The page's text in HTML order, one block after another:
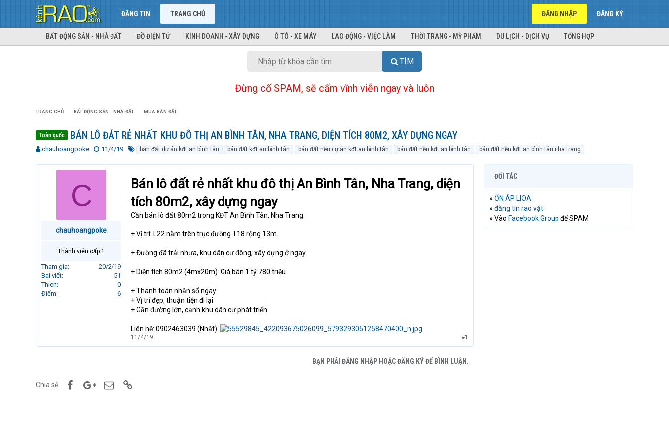
ĐĂNG TIN TRANG CHỦ ĐĂNG NHẬP ĐĂNG KÝ
BẤT ĐỘNG SẢN - NHÀ ĐẤT ĐỒ ĐIỆN TỬ KINH DOANH - XÂY DỰNG Ô TÔ - XE MÁY LAO ĐỘNG - VIỆC LÀM THỜI TRANG - MỸ PHẨM DU LỊCH - DỊCH VỤ TỔNG HỢP
TÌM
Đừng cố SPAM, sẽ cấm vĩnh viễn ngay và luôn
TRANG CHỦ BẤT ĐỘNG SẢN - NHÀ ĐẤT MUA BÁN ĐẤT
Toàn quốc BÁN LÔ ĐÁT RẺ NHẤT KHU ĐÔ THỊ AN BÌNH TÂN, NHA TRANG, DIỆN TÍCH 80M2, XÂY DỰNG NGAY
T
r
chauhoangpoke
N
à
11/4/19
k
ó
bán đất dự án kđt an bình tân bán đất kđt an bình tân bán đất nền dự án kđt an bình tân bán đất nền kđt an bình tân bán đất nền kđt an bình tân nha trang
C
chauhoangpoke
Thành viên cấp 1
Tham gia
20/2/19
Bài viết
51
Thích
0
Điểm
6
Bán lô đất rẻ nhất khu đô thị An Bình Tân, Nha Trang, diện
tích 80m2, xây dựng ngay
Cần bán lô đất 80m2 trong KĐT An Bình Tân, Nha Trang.
+ Vị trí: L22 nằm trên trục đường T18 rộng 13m.
+ Đường đã trải nhựa, khu dân cư đông, xây dựng ở ngay.
+ Diện tích 80m2 (4mx20m). Giá bán 1 tỷ 780 triệu.
+ Thanh toán nhận sổ ngay.
+ Vị trí đẹp, thuận tiện đi lại
+ Gần đường lớn, cạnh khu dân cư phát triển
Liên hệ: 0902463039 (Nhật).
11/4/19 #1
BẠN PHẢI ĐĂNG NHẬP HOẶC ĐĂNG KÝ ĐỂ BÌNH LUẬN.
Chia sẻ: FacebookGoogle+Email
ĐỐI TÁC
» ỔN ÁP LIOA
» đăng tin rao vặt
» Vào Facebook Group để SPAM